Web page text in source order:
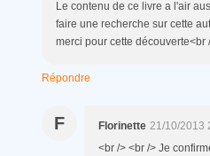
Le contenu de ce livre a l'air
faire une recherche sur cette
merci pour cette
Répondre
F Florinette 21/10/2013
<br /> <br /> Je